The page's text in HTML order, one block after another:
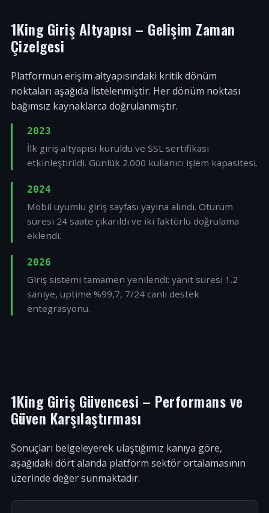
1King Giriş Altyapısı – Gelişim Zaman
Çizelgesi
Platformun erişim altyapısındaki kritik dönüm
noktaları aşağıda listelenmiştir. Her dönüm noktası
bağımsız kaynaklarca doğrulanmıştır.
2023
İlk giriş altyapısı kuruldu ve SSL sertifikası
etkinleştirildi. Günlük 2.000 kullanıcı işlem kapasitesi.
2024
Mobil uyumlu giriş sayfası yayına alındı. Oturum
süresi 24 saate çıkarıldı ve iki faktörlü doğrulama
eklendi.
2026
Giriş sistemi tamamen yenilendi: yanıt süresi 1.2
saniye, uptime %99,7, 7/24 canlı destek
entegrasyonu.
1King Giriş Güvencesi – Performans ve
Güven Karşılaştırması
Sonuçları belgeleyerek ulaştığımız kanıya göre,
aşağıdaki dört alanda platform sektör ortalamasının
üzerinde değer sunmaktadır.